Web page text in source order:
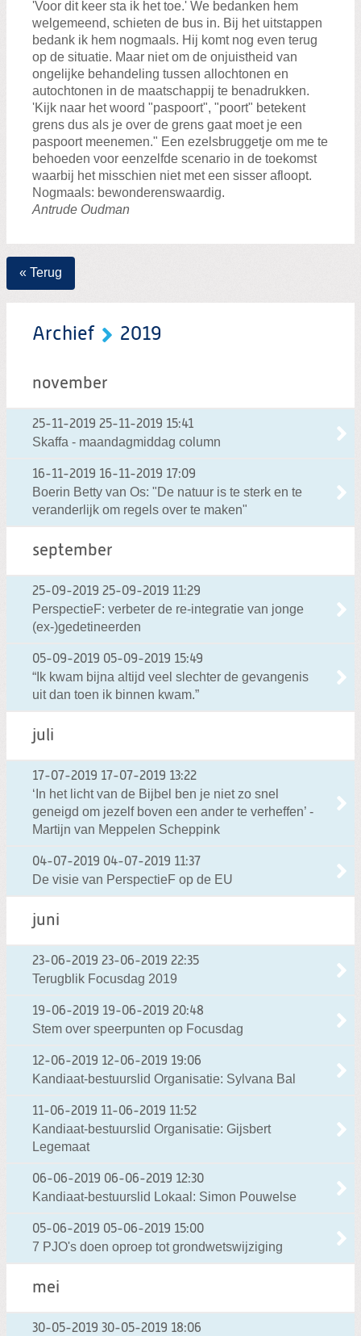
'Voor dit keer sta ik het toe.' We bedanken hem
welgemeend, schieten de bus in. Bij het uitstappen
bedank ik hem nogmaals. Hij komt nog even terug
op de situatie. Maar niet om de onjuistheid van
ongelijke behandeling tussen allochtonen en
autochtonen in de maatschappij te benadrukken.
'Kijk naar het woord "paspoort", "poort" betekent
grens dus als je over de grens gaat moet je een
paspoort meenemen." Een ezelsbruggetje om me te
behoeden voor eenzelfde scenario in de toekomst
waarbij het misschien niet met een sisser afloopt.
Nogmaals: bewonderenswaardig.
Antrude Oudman
« Terug
Archief 2019
november
25-11-2019 25-11-2019 15:41
Skaffa - maandagmiddag column
16-11-2019 16-11-2019 17:09
Boerin Betty van Os: "De natuur is te sterk en te
veranderlijk om regels over te maken"
september
25-09-2019 25-09-2019 11:29
PerspectieF: verbeter de re-integratie van jonge
(ex-)gedetineerden
05-09-2019 05-09-2019 15:49
“Ik kwam bijna altijd veel slechter de gevangenis
uit dan toen ik binnen kwam.”
juli
17-07-2019 17-07-2019 13:22
‘In het licht van de Bijbel ben je niet zo snel
geneigd om jezelf boven een ander te verheffen’ -
Martijn van Meppelen Scheppink
04-07-2019 04-07-2019 11:37
De visie van PerspectieF op de EU
juni
23-06-2019 23-06-2019 22:35
Terugblik Focusdag 2019
19-06-2019 19-06-2019 20:48
Stem over speerpunten op Focusdag
12-06-2019 12-06-2019 19:06
Kandiaat-bestuurslid Organisatie: Sylvana Bal
11-06-2019 11-06-2019 11:52
Kandiaat-bestuurslid Organisatie: Gijsbert
Legemaat
06-06-2019 06-06-2019 12:30
Kandiaat-bestuurslid Lokaal: Simon Pouwelse
05-06-2019 05-06-2019 15:00
7 PJO's doen oproep tot grondwetswijziging
mei
30-05-2019 30-05-2019 18:06